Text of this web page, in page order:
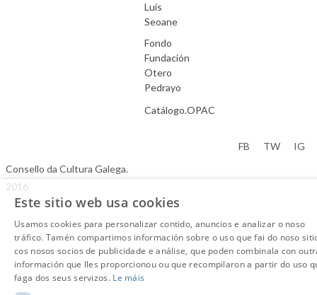
Luís
Seoane
Fondo
Fundación
Otero
Pedrayo
Catálogo.OPAC
Consello da Cultura Galega.
2016
FB TW IG
Este sitio web usa cookies
Usamos cookies para personalizar contido, anuncios e analizar o noso
tráfico. Tamén compartimos información sobre o uso que fai do noso
cos nosos socios de publicidade e análise, que poden combinala con
información que lles proporcionou ou que recompilaron a partir do uso
faga dos seus servizos. Le máis